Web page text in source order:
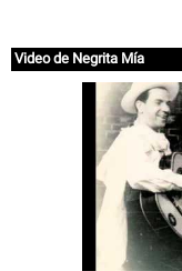
Video de Negrita Mía